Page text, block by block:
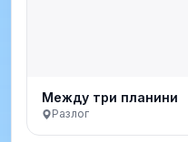
Между три планини
Разлог